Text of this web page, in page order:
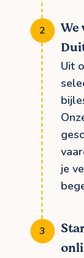
We
Uit
je